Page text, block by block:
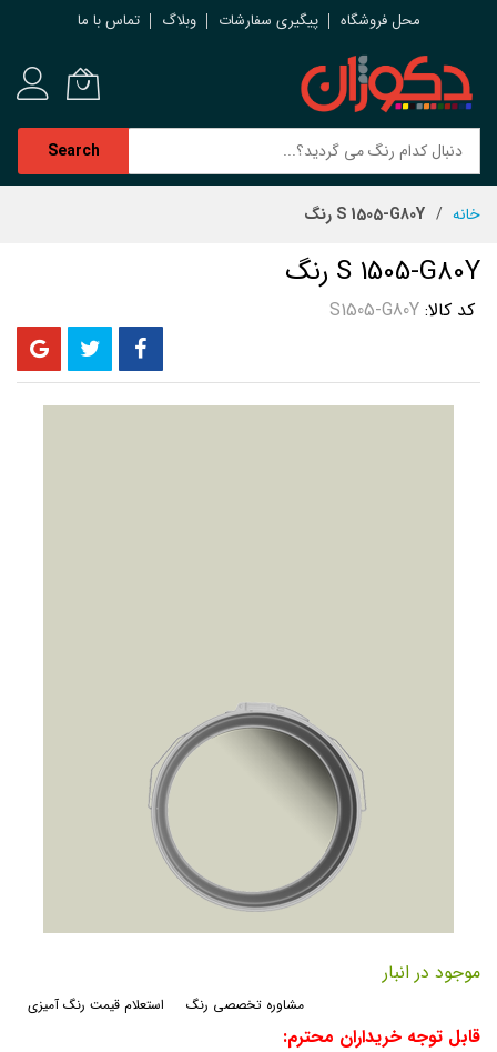
محل فروشگاه پیگیری سفارشات وبلاگ تماس با ما
Search
خانه S 1505-G80Y رنگ
S 1505-G80Y رنگ
کد کالا S1505-G80Y
ابتدای
گالری
موجود در انبار
استعلام قیمت رنگ آمیزی مشاوره تخصصی رنگ
قابل توجه خریداران محترم: